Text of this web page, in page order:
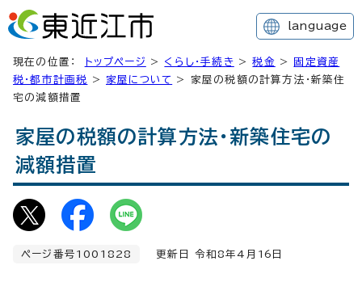
language
現在の位置： トップページ > くらし・手続き >税金 >
固定資産
税・都市計画税
> 家屋について > 家屋の税額の計算方法・新築住
宅の減額措置
家屋の税額の計算方法・新築住宅の
減額措置
ページ番号1001828 更新日 令和8年4月 16 日